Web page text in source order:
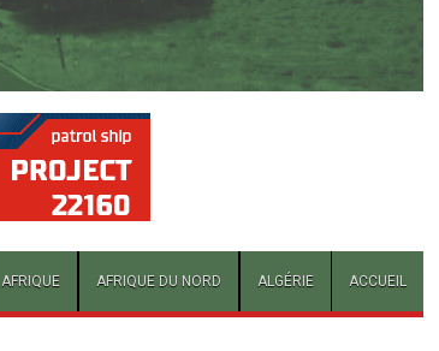
ACCUEIL
ALGÉRIE
AFRIQUE DU NORD
AFRIQUE